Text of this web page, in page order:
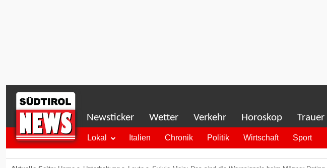
Newsticker Wetter Verkehr Horoskop Trauer
Lokal Italien Chronik Politik Wirtschaft Sport